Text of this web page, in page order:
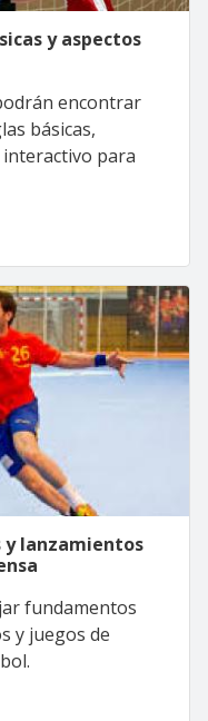
y aspectos
encontrar
básicas,
para
y lanzamientos
fundamentos
y juegos de